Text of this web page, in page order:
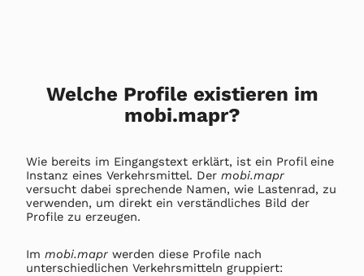
Welche Profile existieren im
mobi.mapr?
Wie bereits im Eingangstext erklärt, ist ein Profil eine
Instanz eines Verkehrsmittel. Der mobi.mapr
versucht dabei sprechende Namen, wie Lastenrad, zu
verwenden, um direkt ein verständliches Bild der
Profile zu erzeugen.
Im mobi.mapr werden diese Profile nach
unterschiedlichen Verkehrsmitteln gruppiert: